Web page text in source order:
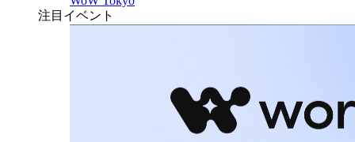
注目イベント